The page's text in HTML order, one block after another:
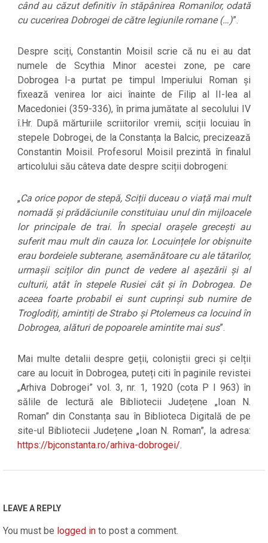
când au căzut definitiv în stăpânirea Romanilor, odată
cu cucerirea Dobrogei de către legiunile romane (…)”.
Despre sciți, Constantin Moisil scrie că nu ei au dat
numele de Scythia Minor acestei zone, pe care
Dobrogea l-a purtat pe timpul Imperiului Roman și
fixează venirea lor aici înainte de Filip al II-lea al
Macedoniei (359-336), în prima jumătate al secolului IV
î.Hr. După mărturiile scriitorilor vremii, sciții locuiau în
stepele Dobrogei, de la Constanța la Balcic, precizează
Constantin Moisil. Profesorul Moisil prezintă în finalul
articolului său câteva date despre sciții dobrogeni:
„Ca orice popor de stepă, Sciții duceau o viață mai mult
nomadă și prădăciunile constituiau unul din mijloacele
lor principale de trai. În special orașele grecești au
suferit mau mult din cauza lor. Locuințele lor obișnuite
erau bordeiele subterane, asemănătoare cu ale tătarilor,
urmașii sciților din punct de vedere al așezării și al
culturii, atât în stepele Rusiei cât și în Dobrogea. De
aceea foarte probabil ei sunt cuprinși sub numire de
Troglodiți, amintiți de Strabo și Ptolemeus ca locuind în
Dobrogea, alături de popoarele amintite mai sus”.
Mai multe detalii despre geții, coloniștii greci și celții
care au locuit în Dobrogea, puteți citi în paginile revistei
„Arhiva Dobrogei” vol. 3, nr. 1, 1920 (cota P I 963) în
sălile de lectură ale Bibliotecii Județene „Ioan N.
Roman” din Constanța sau în Biblioteca Digitală de pe
site-ul Bibliotecii Județene „Ioan N. Roman”, la adresa:
https://bjconstanta.ro/arhiva-dobrogei/.
07
LEAVE A REPLY
You must be logged in to post a comment.